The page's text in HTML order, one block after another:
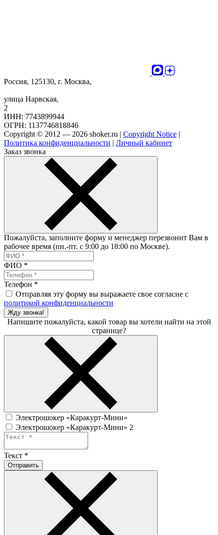
Россия, 125130, г. Москва,
улица Нарвская,
2
ИНН: 7743899944
ОГРН: 1137746818846
Copyright © 2012 — 2026 shoker.ru | Copyright Notice |
Политика конфиденциальности | Личный кабинет
Заказ звонка
Пожалуйста, заполните форму и менеджер перезвонит Вам в
рабочее время (пн.-пт. с 9:00 до 18:00 по Москве).
ФИО *
Телефон *
Отправляя эту форму вы выражаете свое согласие с
политикой конфиденциальности
Жду звонка!
Напишите пожалуйста, какой товар вы хотели найти на этой
странице?
Электрошокер «Каракурт-Мини»
Электрошокер «Каракурт-Мини» 2
Текст *
Отправить